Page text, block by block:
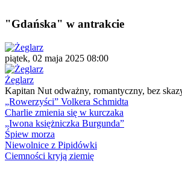
"Gdańska" w antrakcie
piątek, 02 maja 2025 08:00
Żeglarz
Kapitan Nut odważny, romantyczny, bez
„Rowerzyści” Volkera Schmidta
Charlie zmienia się w kurczaka
„Iwona księżniczka Burgunda”
Śpiew morza
Niewolnice z Pipidówki
Ciemności kryją ziemię